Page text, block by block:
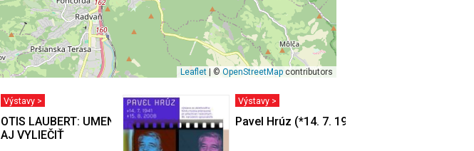
Leaflet | ©OpenStreetMap contributors
Výstavy >
OTIS LAUBERT: UMENIE BY VÁS MOHLO
AJ VYLIEČIŤ
Výstavy >
Pavel Hrúz (*14. 7. 1941 + 15. 8. 2008)